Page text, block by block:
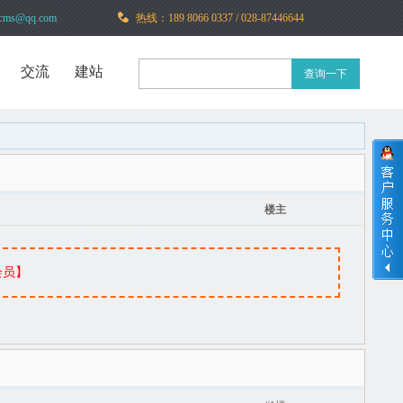
热线：189 8066 0337 / 028-87446644
查询一下
交流 建站
楼主
】